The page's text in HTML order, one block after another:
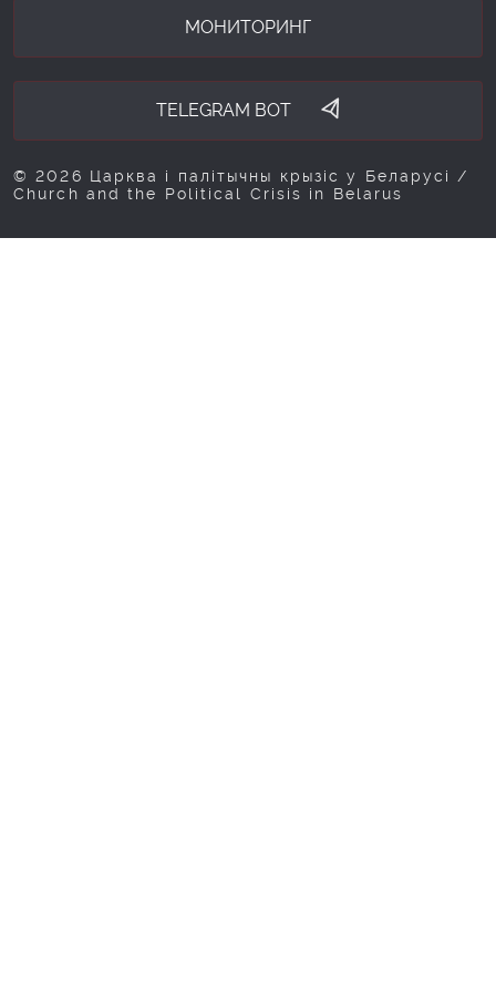
МОНИТОРИНГ
TELEGRAM BOT
© 2026 Царква і палітычны крызіс у Беларусі /
Church and the Political Crisis in Belarus